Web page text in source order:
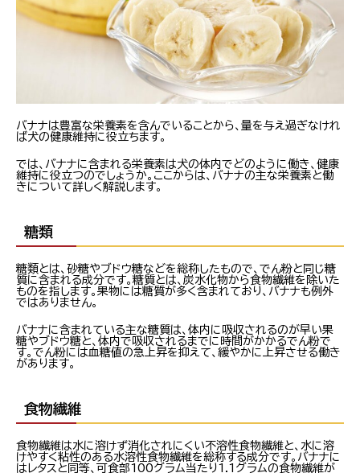
バナナは豊富な栄養素を含んでいることから、量を与え過ぎなけれ
ば犬の健康維持に役立ちます。
では、バナナに含まれる栄養素は犬の体内でどのように働き、健康
維持に役立つのでしょうか。ここからは、バナナの主な栄養素と働
きについて詳しく解説します。
糖類
糖類とは、砂糖やブドウ糖などを総称したもので、でん粉と同じ糖
質に含まれる成分です。糖質とは、炭水化物から食物繊維を除いた
ものを指します。果物には糖質が多く含まれており、バナナも例外
ではありません。
バナナに含まれている主な糖質は、体内に吸収されるのが早い果
糖やブドウ糖と、体内で吸収されるまでに時間がかかるでん粉で
す。でん粉には血糖値の急上昇を抑えて、緩やかに上昇させる働き
があります。
食物繊維
食物繊維は水に溶けず消化されにくい不溶性食物繊維と、水に溶
けやすく粘性のある水溶性食物繊維を総称する成分です。バナナに
はレタスと同等、可食部100グラム当たり1.1グラムの食物繊維が